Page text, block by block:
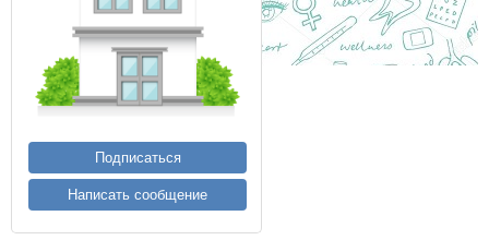
Подписаться
Написать сообщение